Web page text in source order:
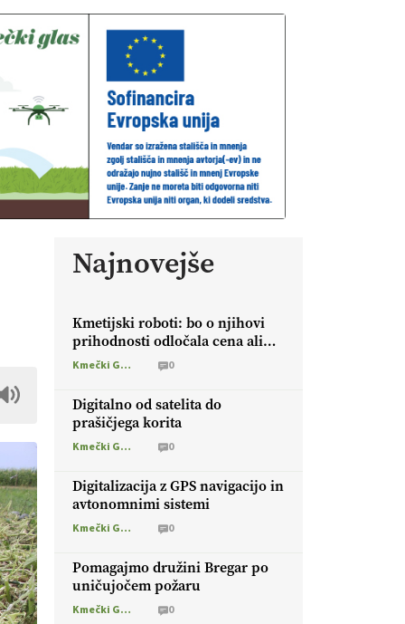
Najnovejše
Kmetijski roboti: bo o njihovi
prihodnosti odločala cena ali
prednosti za kmetijo?
Kmečki Glas 0
Digitalno od satelita do
prašičjega korita
Kmečki Glas 0
Digitalizacija z GPS navigacijo in
avtonomnimi sistemi
Kmečki Glas 0
Pomagajmo družini Bregar po
uničujočem požaru
Kmečki Glas 0